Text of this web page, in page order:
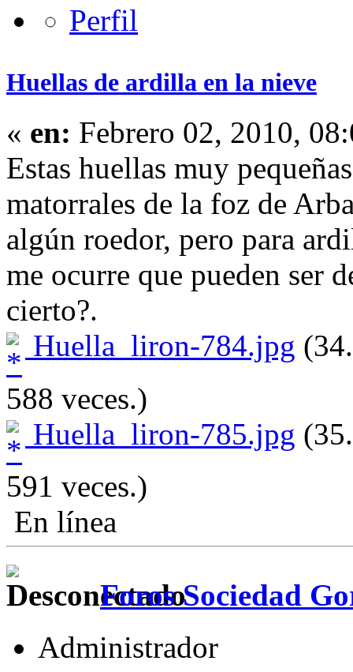
Huellas de ardilla en la nieve
« en: Febrero 02, 2010,
Estas huellas muy
matorrales de la foz de
algún roedor, pero para
me ocurre que pueden ser
cierto?.
Huella_liron-784.jpg
588 veces.)
Huella_liron-785.jpg
591 veces.)
En línea
Foros Sociedad
Administrador